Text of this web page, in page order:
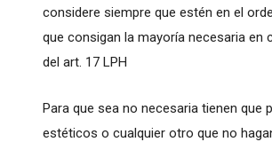
considere siempre que estén en el
que consigan la mayoría necesaria en
del art. 17 LPH
Para que sea no necesaria tienen que
estéticos o cualquier otro que no